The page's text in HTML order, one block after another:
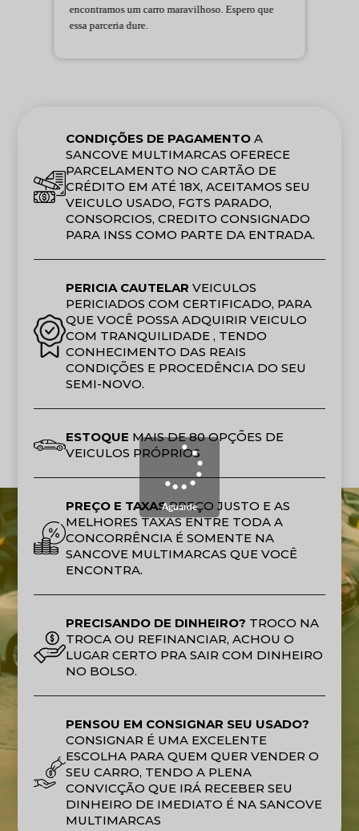
encontramos um carro maravilhoso. Espero que
essa parceria dure.
CONDIÇÕES DE PAGAMENTO A
SANCOVE MULTIMARCAS OFERECE
PARCELAMENTO NO CARTÃO DE
CRÉDITO EM ATÉ 18X, ACEITAMOS SEU
VEICULO USADO, FGTS PARADO,
CONSORCIOS, CREDITO CONSIGNADO
PARA INSS COMO PARTE DA ENTRADA.
PERICIA CAUTELAR VEICULOS
PERICIADOS COM CERTIFICADO, PARA
QUE VOCÊ POSSA ADQUIRIR VEICULO
COM TRANQUILIDADE , TENDO
CONHECIMENTO DAS REAIS
CONDIÇÕES E PROCEDÊNCIA DO SEU
SEMI-NOVO.
ESTOQUE MAIS DE 80 OPÇÕES DE
VEICULOS PRÓPRIOS
PREÇO E TAXASPREÇO JUSTO E AS
MELHORES TAXAS ENTRE TODA A
CONCORRÊNCIA É SOMENTE NA
SANCOVE MULTIMARCAS QUE VOCÊ
ENCONTRA.
PRECISANDO DE DINHEIRO? TROCO NA
TROCA OU REFINANCIAR, ACHOU O
LUGAR CERTO PRA SAIR COM DINHEIRO
NO BOLSO.
PENSOU EM CONSIGNAR SEU USADO?
CONSIGNAR É UMA EXCELENTE
ESCOLHA PARA QUEM QUER VENDER O
SEU CARRO, TENDO A PLENA
CONVICÇÃO QUE IRÁ RECEBER SEU
DINHEIRO DE IMEDIATO É NA SANCOVE
MULTIMARCAS
Aguarde